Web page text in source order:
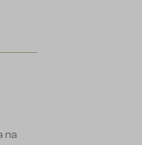
na